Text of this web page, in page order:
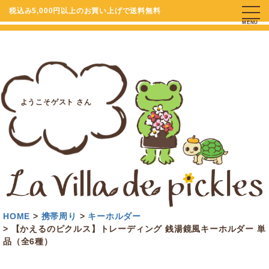
税込み5,000円以上のお買い上げで送料無料
ようこそゲスト さん
MENU
HOME 携帯周り
キーホルダー
【かえるのピクルス】トレーディング 銭湯鏡風キーホルダー 単
品（全6種）